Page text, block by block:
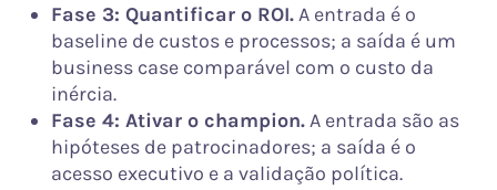
Fase 3: Quantificar o ROI.A entrada é o
baseline de custos e processos; a saída é um
business case comparável com o custo da
inércia.
Fase 4: Ativar o champion.A entrada são as
hipóteses de patrocinadores; a saída é o
acesso executivo e a validação política.